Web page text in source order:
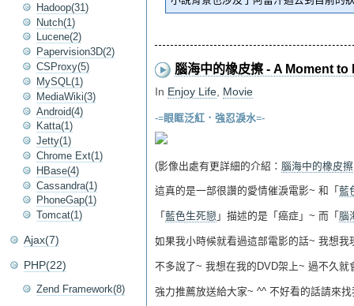
腦海中的橡皮擦 - A Moment to
In Enjoy Life Movie
-=眼眶泛紅．強忍淚水=-
(影像出處有更詳細的介紹： 腦海中的橡皮
這真的是一部很讚的愛情催淚電影~ 和「 藍
「 藍色生死戀 」描述的是「癌症」~ 而「 腦
如果我小時候就看過這部電影的話~ 我想
不多說了~ 我想在我的DVD架上~ 過不久就
強力推薦放送給大家~ ^^ 不好看的話請來
Hadoop(31)
Nutch(1)
Lucene(2)
Papervision3D(2)
CSProxy(5)
MySQL(1)
MediaWiki(3)
Android(4)
Katta(1)
Jetty(1)
Chrome Ext(1)
HBase(4)
Cassandra(1)
PhoneGap(1)
Tomcat(1)
Ajax(7)
PHP(22)
Zend Framework(8)